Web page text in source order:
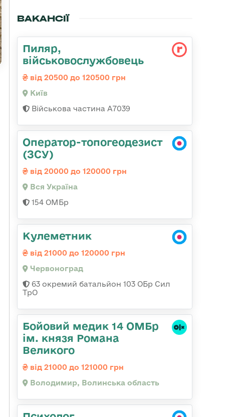
ВАКАНСІЇ
Пиляр,
військовослужбовець
від 20500 до 120500 грн
Київ
Військова частина А7039
Оператор-топогеодезист
(ЗСУ)
від 20000 до 120000 грн
Вся Україна
154 ОМБр
Кулеметник
від 21000 до 120000 грн
Червоноград
63 окремий батальйон 103 ОБр Сил
ТрО
Бойовий медик 14 ОМБр
ім. князя Романа
Великого
від 21000 до 121000 грн
Володимир, Волинська область